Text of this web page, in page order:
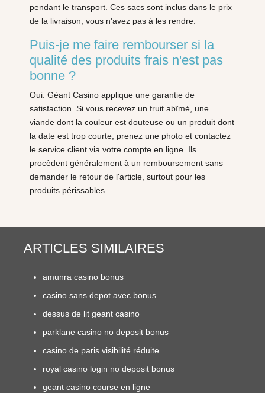
pendant le transport. Ces sacs sont inclus dans le prix
de la livraison, vous n'avez pas à les rendre.
Puis-je me faire rembourser si la
qualité des produits frais n'est pas
bonne ?
Oui. Géant Casino applique une garantie de
satisfaction. Si vous recevez un fruit abîmé, une
viande dont la couleur est douteuse ou un produit dont
la date est trop courte, prenez une photo et contactez
le service client via votre compte en ligne. Ils
procèdent généralement à un remboursement sans
demander le retour de l'article, surtout pour les
produits périssables.
ARTICLES SIMILAIRES
amunra casino bonus
casino sans depot avec bonus
dessus de lit geant casino
parklane casino no deposit bonus
casino de paris visibilité réduite
royal casino login no deposit bonus
geant casino course en ligne